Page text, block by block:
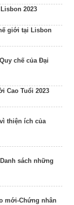
2023
giới tại Lisbon
chế của Đại
Cao Tuổi 2023
thiện ích của
sách những
mới-Chứng nhân